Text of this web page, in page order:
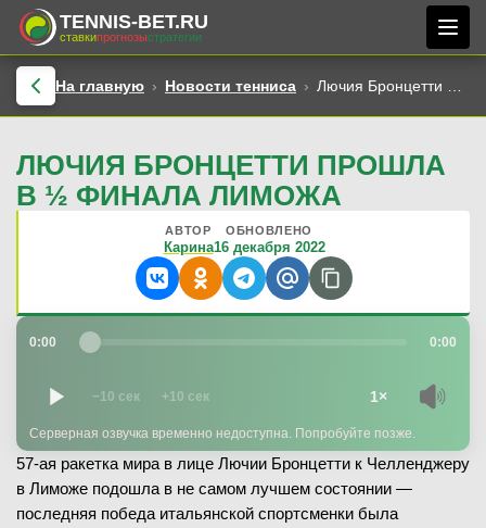
TENNIS-BET.RU
ставкипрогнозыстратегии
На главную Новости тенниса Лючия Бронцетти прошла в ½ финала Лиможа
ЛЮЧИЯ БРОНЦЕТТИ ПРОШЛА
В ½ ФИНАЛА ЛИМОЖА
АВТОР
Карина
ОБНОВЛЕНО
16 декабря 2022
0:00 0:00
−10 сек +10 сек 1×
Серверная озвучка временно недоступна. Попробуйте позже.
57-ая ракетка мира в лице Лючии Бронцетти к Челленджеру
в Лиможе подошла в не самом лучшем состоянии —
последняя победа итальянской спортсменки была